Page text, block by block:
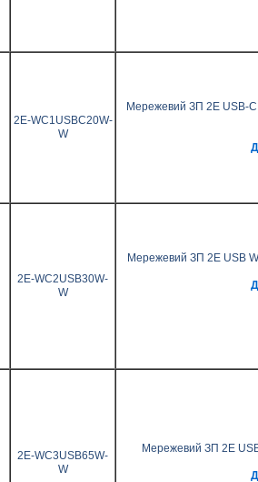
2E-WC1USBC20W-
W
Мережевий ЗП 2Е USB-
2E-WC2USB30W-
W
Мережевий ЗП 2Е USB
2E-WC3USB65W-
W
Мережевий ЗП 2Е